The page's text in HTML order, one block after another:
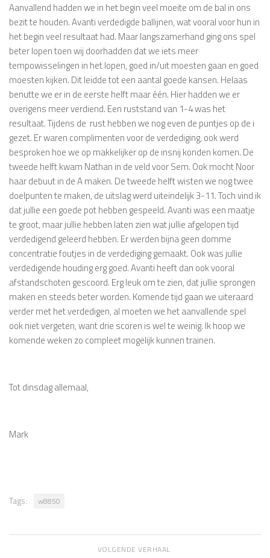
Aanvallend hadden we in het begin veel moeite om de bal in ons
bezit te houden. Avanti verdedigde ballijnen, wat vooral voor hun in
het begin veel resultaat had. Maar langszamerhand ging ons spel
beter lopen toen wij doorhadden dat we iets meer
tempowisselingen in het lopen, goed in/uit moesten gaan en goed
moesten kijken. Dit leidde tot een aantal goede kansen. Helaas
benutte we er in de eerste helft maar één. Hier hadden we er
overigens meer verdiend. Een ruststand van 1-4 was het
resultaat. Tijdens de rust hebben we nog even de puntjes op de i
gezet. Er waren complimenten voor de verdediging, ook werd
besproken hoe we op makkelijker op de insnij konden komen. De
tweede helft kwam Nathan in de veld voor Sem. Ook mocht Noor
haar debuut in de A maken. De tweede helft wisten we nog twee
doelpunten te maken, de uitslag werd uiteindelijk 3-11. Toch vind ik
dat jullie een goede pot hebben gespeeld. Avanti was een maatje
te groot, maar jullie hebben laten zien wat jullie afgelopen tijd
verdedigend geleerd hebben. Er werden bijna geen domme
concentratie foutjes in de verdediging gemaakt. Ook was jullie
verdedigende houding erg goed. Avanti heeft dan ook vooral
afstandschoten gescoord. Erg leuk om te zien, dat jullie sprongen
maken en steeds beter worden. Komende tijd gaan we uiteraard
verder met het verdedigen, al moeten we het aanvallende spel
ook niet vergeten, want drie scoren is wel te weinig. Ik hoop we
komende weken zo compleet mogelijk kunnen trainen.
Tot dinsdag allemaal,
Mark
Tags: w8850
VOLGENDE VERHAAL